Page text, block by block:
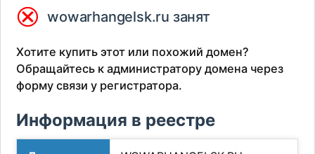
⮿ wowarhangelsk.ru занят
Хотите купить этот или похожий домен?
Обращайтесь к администратору домена через
форму связи у регистратора.
Информация в реестре